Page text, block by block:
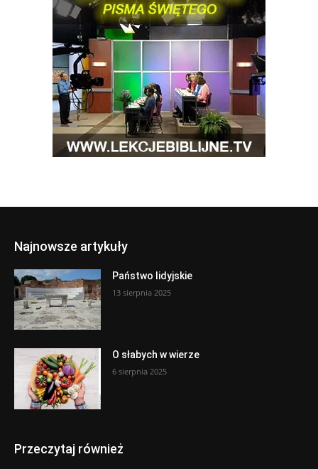
Najnowsze artykuły
Państwo lidyjskie
13 sierpnia 2025
O słabych w wierze
6 sierpnia 2025
Przeczytaj również